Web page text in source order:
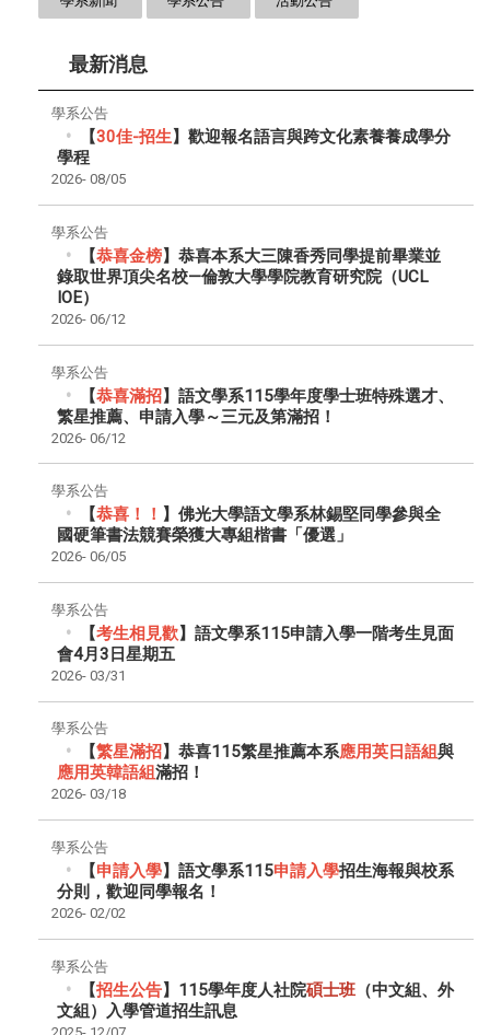
最新消息
學系公告
【30佳-招生】歡迎報名語言與跨文化素養養成學分
學程
2026- 08/05
學系公告
【恭喜金榜】恭喜本系大三陳香秀同學提前畢業並
錄取世界頂尖名校—倫敦大學學院教育研究院（UCL
IOE）
2026- 06/12
學系公告
【恭喜滿招】語文學系115學年度學士班特殊選才、
繁星推薦、申請入學～三元及第滿招！
2026- 06/12
學系公告
【恭喜！！ 】佛光大學語文學系林錫堅同學參與全
國硬筆書法競賽榮獲大專組楷書「優選」
2026- 06/05
學系公告
【考生相見歡】語文學系115申請入學一階考生見面
會4月3日星期五
2026- 03/31
學系公告
【繁星滿招】恭喜115繁星推薦本系應用英日語組與
應用英韓語組滿招！
2026- 03/18
學系公告
【申請入學】語文學系115申請入學招生海報與校系
分則，歡迎同學報名！
2026- 02/02
學系公告
【招生公告】115學年度人社院碩士班（中文組、外
文組）入學管道招生訊息